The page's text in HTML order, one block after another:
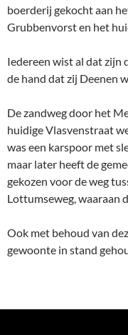
boerderij gekocht aan
Grubbenvorst en het
Iedereen wist al dat zijn
de hand dat zij Deenen
De zandweg door het
huidige Vlasvenstraat
was een karspoor met
maar later heeft de
gekozen voor de weg
Lottumseweg, waaraan
Ook met behoud van
gewoonte in stand